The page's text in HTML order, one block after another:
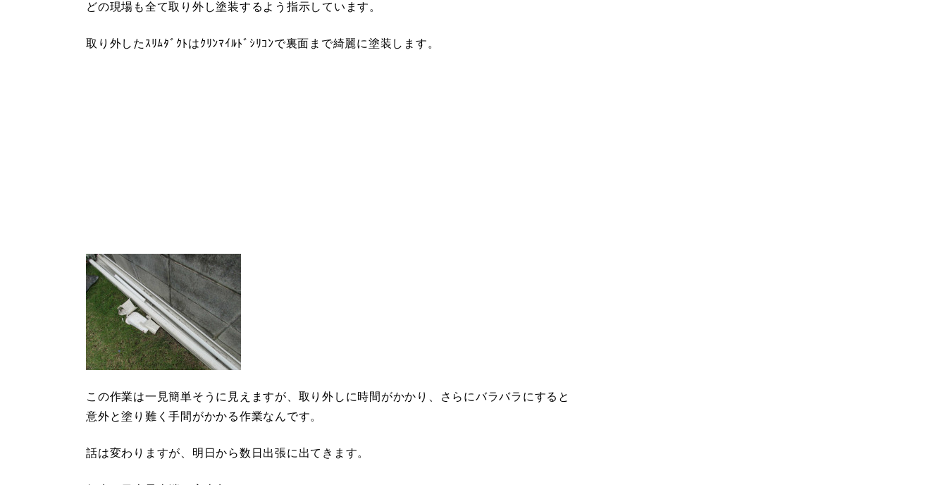
どの現場も全て取り外し塗装するよう指示しています。
取り外したｽﾘﾑﾀﾞｸﾄはｸﾘﾝﾏｲﾙﾄﾞｼﾘｺﾝで裏面まで綺麗に塗装します。
この作業は一見簡単そうに見えますが、取り外しに時間がかかり、さらにバラバラにすると
意外と塗り難く手間がかかる作業なんです。
話は変わりますが、明日から数日出張に出てきます。